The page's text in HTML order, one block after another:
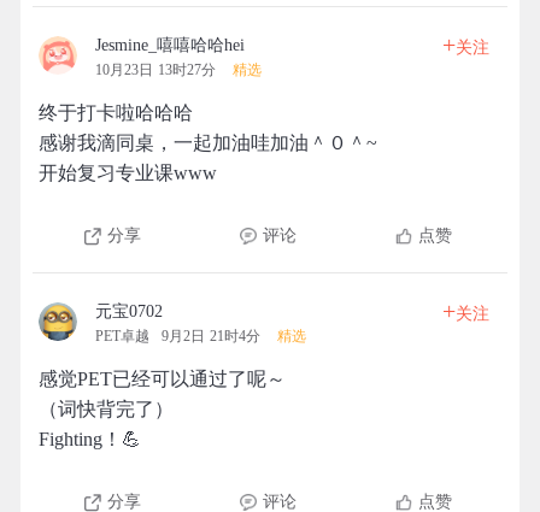
Jesmine_嘻嘻哈哈hei
10月23日 13时27分 精选
+关注
终于打卡啦哈哈哈
感谢我滴同桌，一起加油哇加油＾０＾~
开始复习专业课www
分享 评论 点赞
元宝0702
PET卓越 9月2日 21时4分 精选
+关注
感觉PET已经可以通过了呢～
（词快背完了）
Fighting！💪
分享 评论 点赞